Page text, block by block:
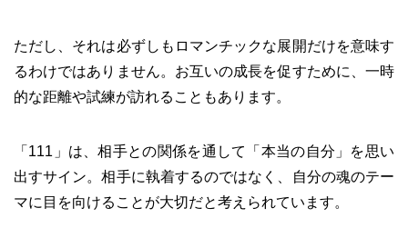
ただし、それは必ずしもロマンチックな展開だけを意味す
るわけではありません。お互いの成長を促すために、一時
的な距離や試練が訪れることもあります。
「111」は、相手との関係を通して「本当の自分」を思い
出すサイン。相手に執着するのではなく、自分の魂のテー
マに目を向けることが大切だと考えられています。